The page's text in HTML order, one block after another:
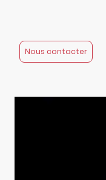
Nous contacter